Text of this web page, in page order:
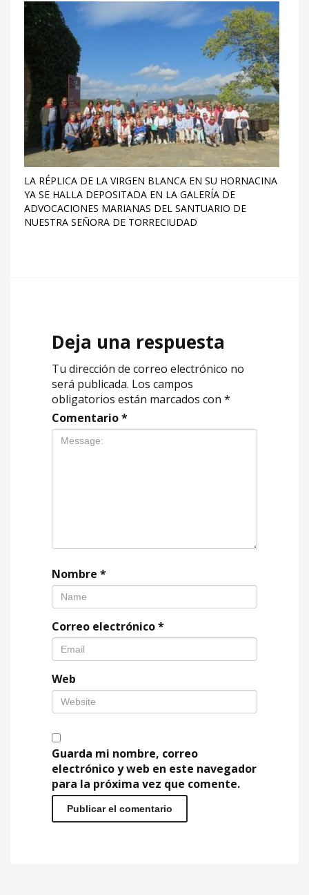
LA RÉPLICA DE LA VIRGEN BLANCA EN SU HORNACINA
YA SE HALLA DEPOSITADA EN LA GALERÍA DE
ADVOCACIONES MARIANAS DEL SANTUARIO DE
NUESTRA SEÑORA DE TORRECIUDAD
Deja una respuesta
Tu dirección de correo electrónico no
será publicada. Los campos
obligatorios están marcados con *
Comentario*
Nombre *
Correo electrónico*
Web
Guarda mi nombre, correo
electrónico y web en este navegador
para la próxima vez que comente.